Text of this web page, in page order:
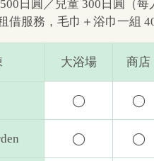
日圓／兒童 300日圓（每
借服務，毛巾＋浴巾一組
大浴場 商店
◯ ◯
◯ ◯